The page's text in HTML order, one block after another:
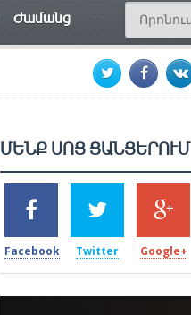
Ժամանց
ՄԵՆՔ ՍՈՑ ՑԱՆՑԵՐՈՒՄ
2k
SHARES
Facebook
1.5k
TWEETS
Twitter
203
SHARES
Google+